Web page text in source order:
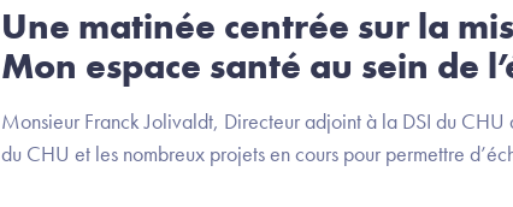
Une matinée centrée sur la
Mon espace santé au sein de
Monsieur Franck Jolivaldt, Directeur adjoint à la DSI du
du CHU et les nombreux projets en cours pour permettre